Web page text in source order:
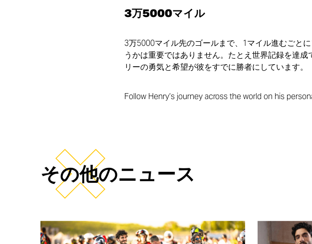
3万5000マイル
3万5000マイル先のゴールまで、1マイル進むごと
うかは重要ではありません。たとえ世界記録を達
リーの勇気と希望が彼をすでに勝者にしています。
Follow Henry’s journey across the world on his
その他のニュース